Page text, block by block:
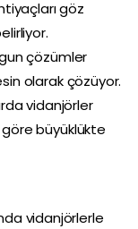
göz
çözümler
olarak çözüyor.
vidanjörler
göre büyüklükte
vidanjörlerle